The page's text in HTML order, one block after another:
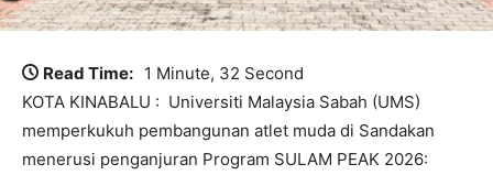
Read Time: 1 Minute, 32 Second
KOTA KINABALU : Universiti Malaysia Sabah (UMS)
memperkukuh pembangunan atlet muda di Sandakan
menerusi penganjuran Program SULAM PEAK 2026: